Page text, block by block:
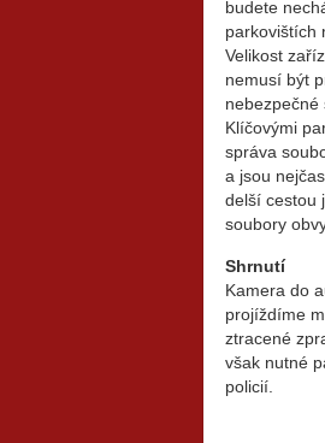
budete
parkovištích
Velikost
nemusí být
nebezpečné
Klíčovými
správa
a jsou
delší cestou
soubory
Shrnutí
Kamera do
projíždíme
ztracené
však nutné
policií.